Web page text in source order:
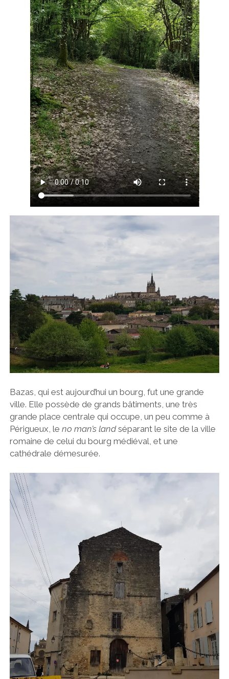
Bazas, qui est aujourd’hui un bourg, fut une grande
ville. Elle possède de grands bâtiments, une très
grande place centrale qui occupe, un peu comme à
Périgueux, le no man’s landséparant le site de la ville
romaine de celui du bourg médiéval, et une
cathédrale démesurée.